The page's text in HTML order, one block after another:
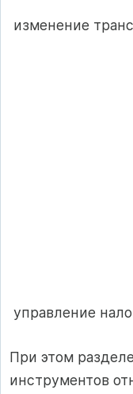
изменение
управление
При этом
инструментов